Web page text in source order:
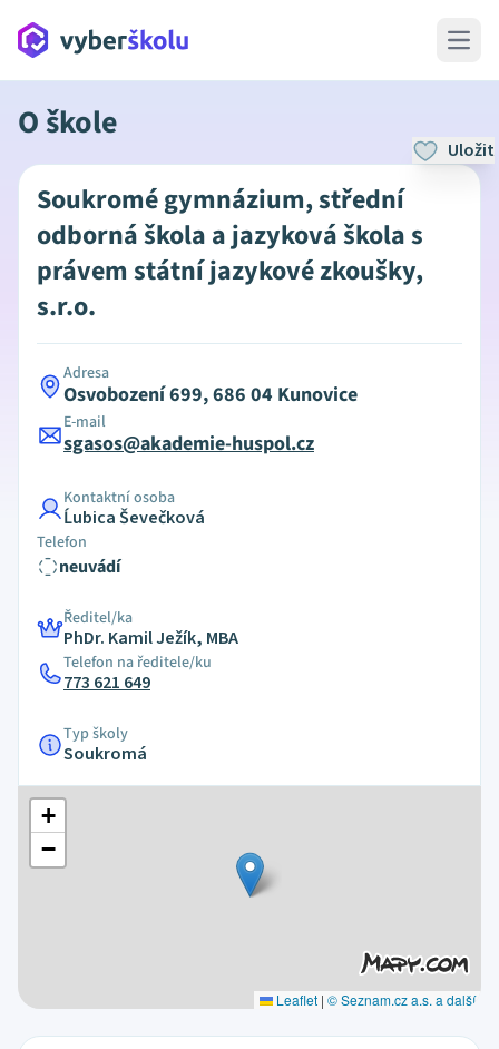
Open
O škole
Uložit
Soukromé gymnázium, střední
odborná škola a jazyková škola s
právem státní jazykové zkoušky,
s.r.o.
Adresa
Osvobození 699, 686 04 Kunovice
E-mail
sgasos@akademie-huspol.cz
Kontaktní osoba
Ĺubica Ševečková
Telefon
neuvádí
Ředitel/ka
PhDr. Kamil Ježík, MBA
Telefon na ředitele/ku
773 621 649
Typ školy
Soukromá
+
−
Leaflet | © Seznam.cz a.s. a další